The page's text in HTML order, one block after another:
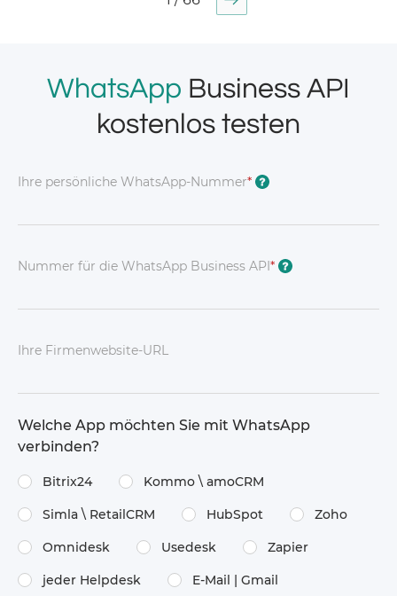
WhatsApp Business API
kostenlos testen
Ihre persönliche WhatsApp-Nummer* ?
Nummer für die WhatsApp Business API* ?
Ihre Firmenwebsite-URL
Welche App möchten Sie mit WhatsApp
verbinden?
Bitrix24 Kommo \​ amoCRM
Simla \​ RetailCRM HubSpot Zoho
Omnidesk Usedesk Zapier
jeder Helpdesk E-Mail | Gmail